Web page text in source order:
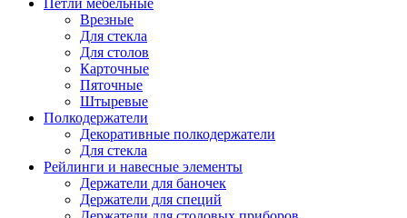
Петли мебельные
Врезные
Для стекла
Для столов
Карточные
Пяточные
Штыревые
Полкодержатели
Декоративные полкодержатели
Для стекла
Рейлинги и навесные элементы
Держатели для баночек
Держатели для специй